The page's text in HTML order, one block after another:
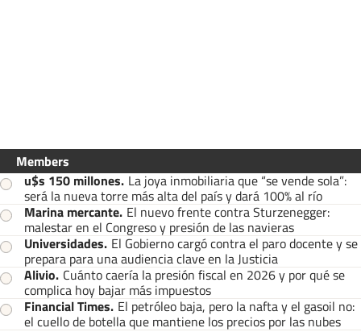
Members
u$s 150 millones. La joya inmobiliaria que “se vende sola”:
será la nueva torre más alta del país y dará 100% al río
Marina mercante. El nuevo frente contra Sturzenegger:
malestar en el Congreso y presión de las navieras
Universidades. El Gobierno cargó contra el paro docente y se
prepara para una audiencia clave en la Justicia
Alivio. Cuánto caería la presión fiscal en 2026 y por qué se
complica hoy bajar más impuestos
Financial Times. El petróleo baja, pero la nafta y el gasoil no:
el cuello de botella que mantiene los precios por las nubes